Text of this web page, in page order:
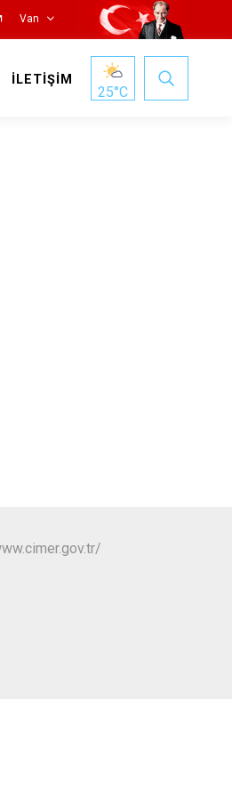
Van
İLETİŞİM
25°C